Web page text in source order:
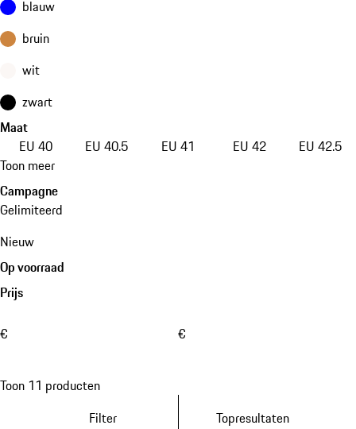
blauw
bruin
wit
zwart
Maat
EU 40
EU 40.5 EU 41 EU 42
EU 42.5
Toon meer
Campagne
Gelimiteerd
Nieuw
Op voorraad
Prijs
€ €
Toon 11 producten
Filter
Topresultaten